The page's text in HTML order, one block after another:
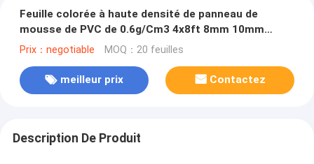
Feuille colorée à haute densité de panneau de
mousse de PVC de 0.6g/Cm3 4x8ft 8mm 10mm
12mm 15mm
Prix：negotiable MOQ：20 feuilles
meilleur prix Contactez
Description De Produit